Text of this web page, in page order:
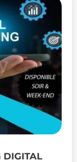
DIGITAL